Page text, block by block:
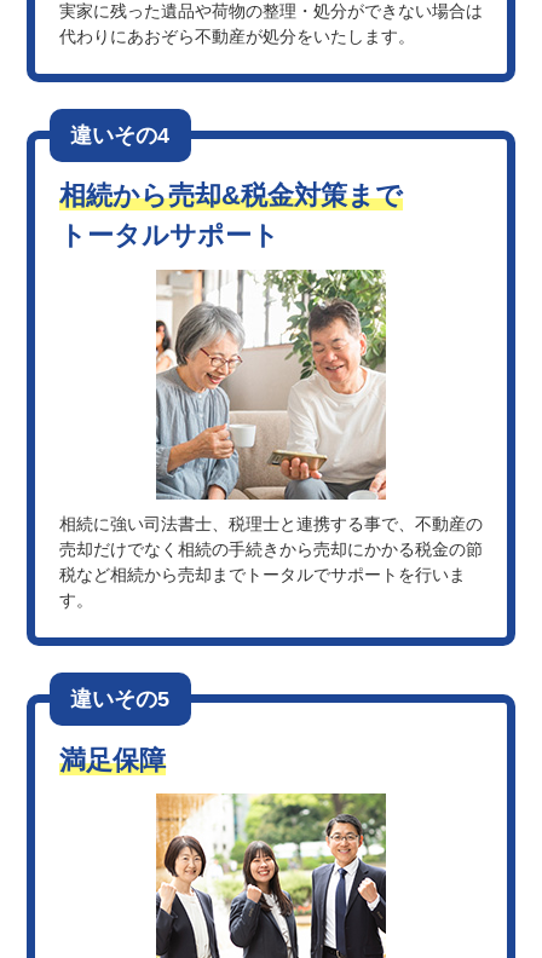
実家に残った遺品や荷物の整理・処分ができない場合は
代わりにあおぞら不動産が処分をいたします。
違いその4
相続から売却&税金対策まで
トータルサポート
相続に強い司法書士、税理士と連携する事で、不動産の
売却だけでなく相続の手続きから売却にかかる税金の節
税など相続から売却までトータルでサポートを行いま
す。
違いその5
満足保障